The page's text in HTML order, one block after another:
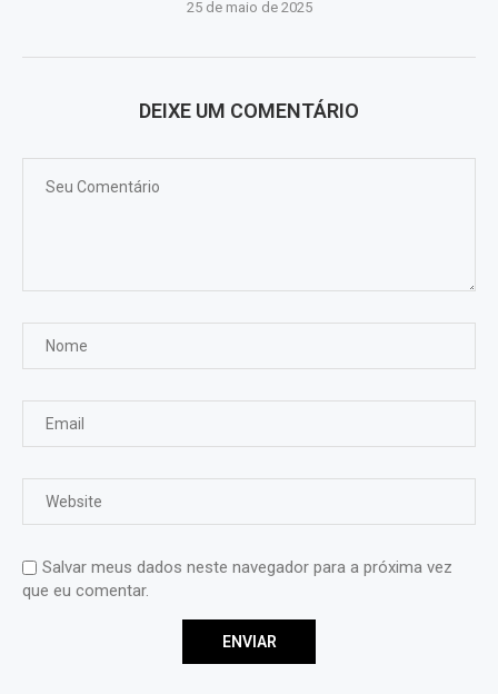
25 de maio de 2025
DEIXE UM COMENTÁRIO
Salvar meus dados neste navegador para a próxima vez
que eu comentar.